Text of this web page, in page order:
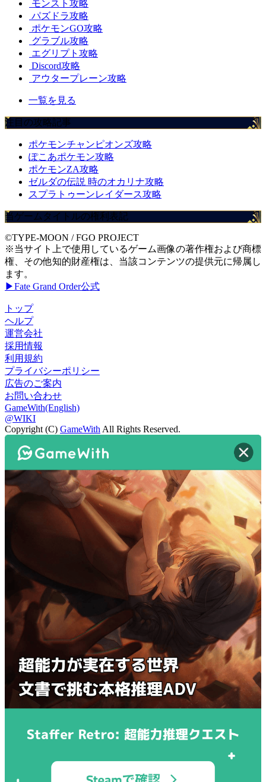
モンスト攻略
パズドラ攻略
ポケモンGO攻略
グラブル攻略
エグリプト攻略
Discord攻略
アウタープレーン攻略
一覧を見る
注目の攻略記事
ポケモンチャンピオンズ攻略
ぽこあポケモン攻略
ポケモンZA攻略
ゼルダの伝説 時のオカリナ攻略
スプラトゥーンレイダース攻略
当ゲームタイトルの権利表記
©TYPE-MOON / FGO PROJECT
※当サイト上で使用しているゲーム画像の著作権および商標
権、その他知的財産権は、当該コンテンツの提供元に帰属し
ます。
▶Fate Grand Order公式
トップ
ヘルプ
運営会社
採用情報
利用規約
プライバシーポリシー
広告のご案内
お問い合わせ
GameWith(English)
@WIKI
Copyright (C) GameWith All Rights Reserved.